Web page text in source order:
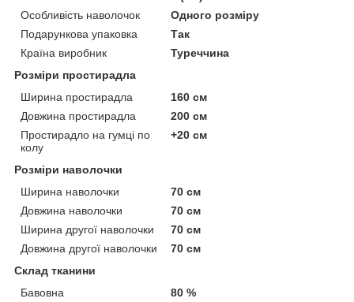
Особливість наволочок
Одного розміру
Подарункова упаковка
Так
Країна виробник
Туреччина
Розміри простирадла
Ширина простирадла
160 см
Довжина простирадла
200 см
Простирадло на гумці по
колу
+20 см
Розміри наволочки
Ширина наволочки
70 см
Довжина наволочки
70 см
Ширина другої наволочки
70 см
Довжина другої наволочки
70 см
Склад тканини
Бавовна
80 %